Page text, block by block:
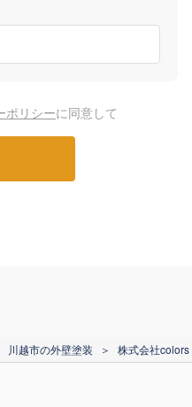
ポリシーに同意して
川越市の外壁塗装 ＞ 株式会社colors